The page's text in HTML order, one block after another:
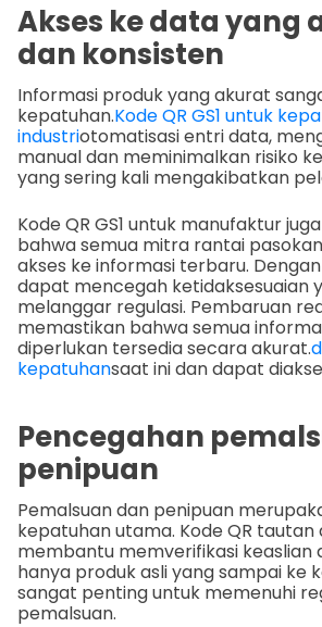
Akses ke data yang
dan konsisten
Informasi produk yang akurat
kepatuhan.Kode QR GS1 untuk
industriotomatisasi entri data,
manual dan meminimalkan risiko
yang sering kali mengakibatkan
Kode QR GS1 untuk manufaktur
bahwa semua mitra rantai
akses ke informasi terbaru.
dapat mencegah ketidaksesuaian
melanggar regulasi. Pembaruan
memastikan bahwa semua
diperlukan tersedia secara akurat.
kepatuhansaat ini dan dapat
Pencegahan
penipuan
Pemalsuan dan penipuan
kepatuhan utama. Kode QR tautan
membantu memverifikasi keaslian
hanya produk asli yang sampai ke
sangat penting untuk memenuhi
pemalsuan.